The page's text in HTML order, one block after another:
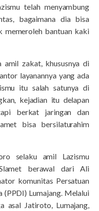
telah menyambung
bagaimana dia bisa
memeroleh bantuan kaki
amil zakat, khususnya di
layanannya yang ada
itu salah satunya di
kejadian itu delapan
berkat jaringan dan
bisa bersilaturahim
selaku amil Lazismu
berawal dari Ali
komunitas Persatuan
(PPDI) Lumajang. Melalui
asal Jatiroto, Lumajang,